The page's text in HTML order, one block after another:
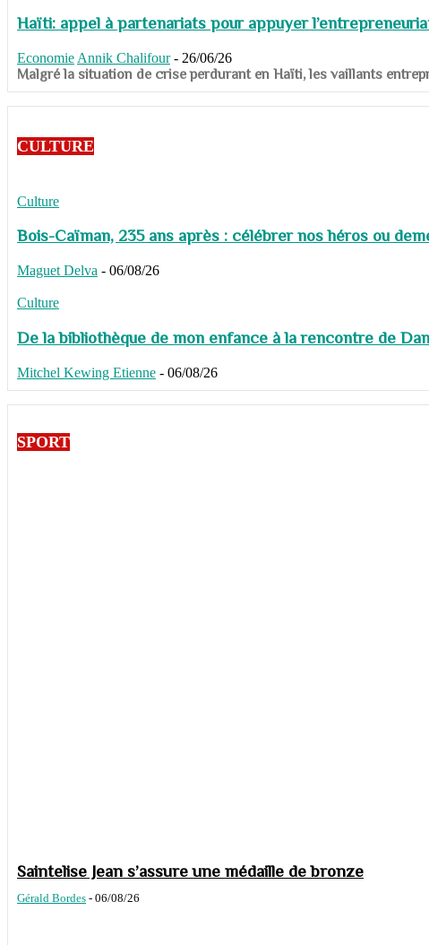
Haïti: appel à partenariats pour appuyer
Economie Annik Chalifour - 26/06/26
​​​​​​​Malgré la situation de crise perdurant en Haïti, les vaillants
CULTURE
Culture
Bois-Caïman, 235 ans après : célébrer nos héros ou
Maguet Delva - 06/08/26
Culture
De la bibliothèque de mon enfance à la rencontre de
Mitchel Kewing Etienne - 06/08/26
SPORT
Saintelise Jean s’assure une médaille de bronze
Gérald Bordes - 06/08/26